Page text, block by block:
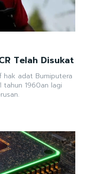
Telah Disukat
hak adat Bumiputera
tahun 1960an lagi